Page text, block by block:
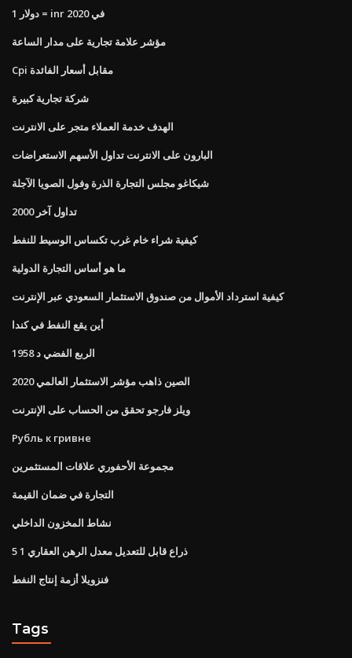
1 دولار = inr في 2020
مؤشر علامة تجارية على مدار الساعة
Cpi مقابل أسعار الفائدة
شركة تجارية كبيرة
الهدف خدمة العملاء متجر على الانترنت
البارون على الانترنت تداول الأسهم الاستعراضات
شيكاغو مجلس التجارة الذرة وفول الصويا الآجلة
2000 تداول آخر
كيفية شراء خام غرب تكساس الوسيط للنفط
ما هو أساس التجارة الدولية
كيفية استرداد الأموال من صندوق الاستثمار السعودي عبر الإنترنت
أين يقع النفط في كندا
1958 الربع الفضي د
الصين ذاهب مؤشر الاستثمار العالمي 2020
ويلز فارجو تحقق من الحساب على الإنترنت
Рубль к гривне
مجموعة الأحفوري علاقات المستثمرين
التجارة في ضمان القيمة
نشاط المخزون الداخلي
5 1 ذراع قابل للتعديل معدل الرهن العقاري
فنزويلا أزمة إنتاج النفط
Tags